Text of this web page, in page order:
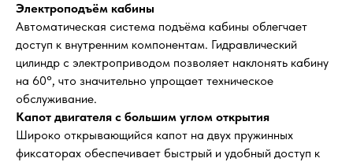
Электроподъём кабины
Автоматическая система подъёма кабины облегчает
доступ к внутренним компонентам. Гидравлический
цилиндр с электроприводом позволяет наклонять кабину
на 60°, что значительно упрощает техническое
обслуживание.
Капот двигателя с большим углом открытия
Широко открывающийся капот на двух пружинных
фиксаторах обеспечивает быстрый и удобный доступ к